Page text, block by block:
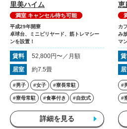
里美ハイム
満室 キャンセル待ち可能
平成29年開寮
卓球台、ミニビリヤード、筋トレマシー
ンを設置！
賃料
52,800円〜／月額
居室
約7.5畳
#男子 #女子 #寮長常駐
#寮母常駐 #食事付き #自炊式
詳細を見る
恵
カ
み
マ
#
#